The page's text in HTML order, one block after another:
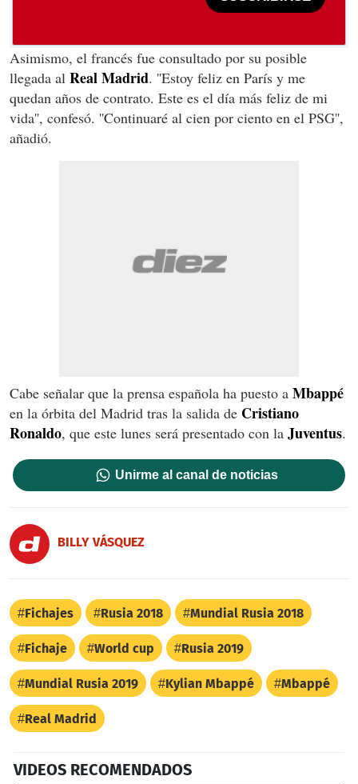
Asimismo, el francés fue consultado por su posible
llegada al Real Madrid. ''Estoy feliz en París y me
quedan años de contrato. Este es el día más feliz de mi
vida'', confesó. ''Continuaré al cien por ciento en el PSG'',
añadió.
Cabe señalar que la prensa española ha puesto a Mbappé
en la órbita del Madrid tras la salida de Cristiano
Ronaldo, que este lunes será presentado con la Juventus.
Unirme al canal de noticias
BILLY VÁSQUEZ
Fichajes Rusia 2018 Mundial Rusia 2018
Fichaje World cup Rusia 2019
Mundial Rusia 2019 Kylian Mbappé Mbappé
Real Madrid
VIDEOS RECOMENDADOS